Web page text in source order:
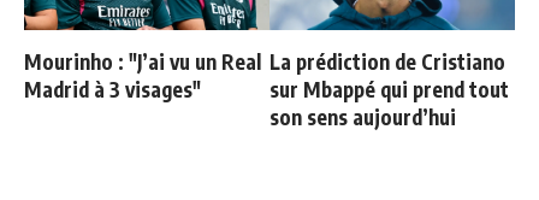
Mourinho : "J’ai vu un Real
Madrid à 3 visages"
La prédiction de Cristiano
sur Mbappé qui prend tout
son sens aujourd’hui